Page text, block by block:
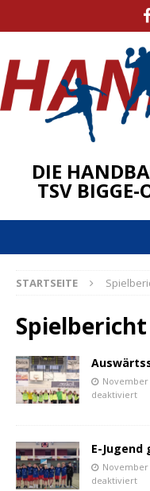
DIE
TSV BIGGE-
STARTSEITE
Spielbericht
November
deaktiviert
E-Jugend
November
deaktiviert